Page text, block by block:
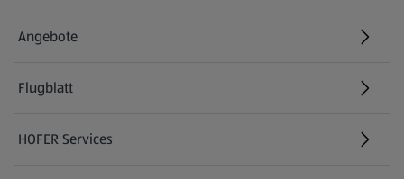
Angebote
Flugblatt
HOFER Services